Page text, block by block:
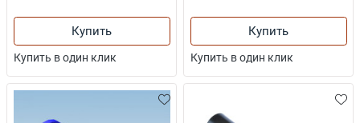
Купить
Купить в один клик
Купить
Купить в один клик